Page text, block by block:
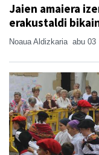
Jaien amaiera
erakustaldi
Noaua Aldizkaria abu 03